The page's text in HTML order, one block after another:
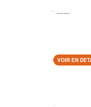
VOIR EN